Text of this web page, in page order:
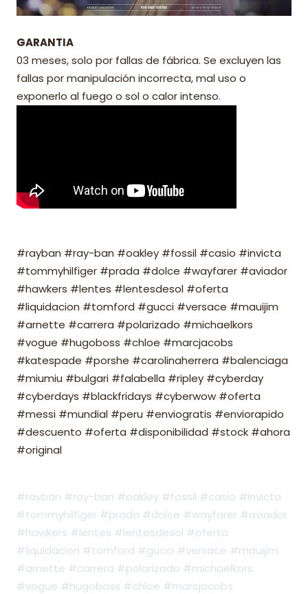
GARANTIA
03 meses, solo por fallas de fábrica. Se excluyen las
fallas por manipulación incorrecta, mal uso o
exponerlo al fuego o sol o calor intenso.
#rayban #ray-ban #oakley #fossil #casio #invicta
#tommyhilfiger #prada #dolce #wayfarer #aviador
#hawkers #lentes #lentesdesol #oferta
#liquidacion #tomford #gucci #versace #mauijim
#arnette #carrera #polarizado #michaelkors
#vogue #hugoboss #chloe #marcjacobs
#katespade #porshe #carolinaherrera #balenciaga
#miumiu #bulgari #falabella #ripley #cyberday
#cyberdays #blackfridays #cyberwow #oferta
#messi #mundial #peru #enviogratis #enviorapido
#descuento #oferta #disponibilidad #stock #ahora
#original
#rayban #ray-ban #oakley #fossil #casio #invicta
#tommyhilfiger #prada #dolce #wayfarer #aviador
#hawkers #lentes #lentesdesol #oferta
#liquidacion #tomford #gucci #versace #mauijim
#arnette #carrera #polarizado #michaelkors
#vogue #hugoboss #chloe #marcjacobs